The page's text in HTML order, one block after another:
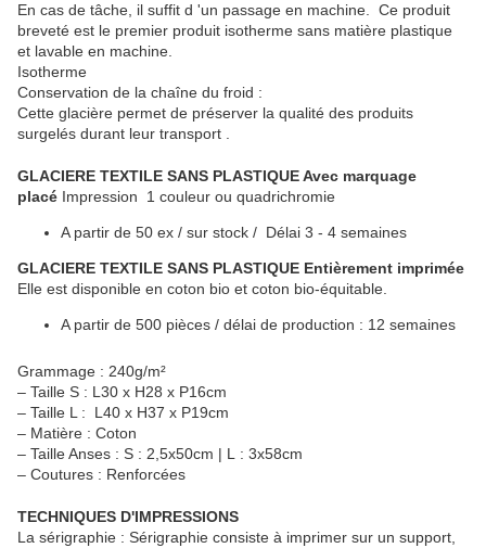
En cas de tâche, il suffit d 'un passage en machine. Ce produit
breveté est le premier produit isotherme sans matière plastique
et lavable en machine.
Isotherme
Conservation de la chaîne du froid :
Cette glacière permet de préserver la qualité des produits
surgelés durant leur transport .
GLACIERE TEXTILE SANS PLASTIQUE Avec marquage
placé Impression 1 couleur ou quadrichromie
A partir de 50 ex / sur stock / Délai 3 - 4 semaines
GLACIERE TEXTILE SANS PLASTIQUE Entièrement imprimée
Elle est disponible en coton bio et coton bio-équitable.
A partir de 500 pièces / délai de production : 12 semaines
Grammage : 240g/m²
– Taille S : L30 x H28 x P16cm
– Taille L : L40 x H37 x P19cm
– Matière : Coton
– Taille Anses : S : 2,5x50cm | L : 3x58cm
– Coutures : Renforcées
TECHNIQUES D'IMPRESSIONS
La sérigraphie : Sérigraphie consiste à imprimer sur un support,